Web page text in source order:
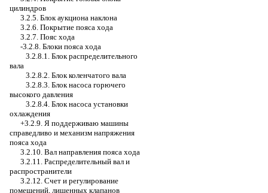
цилиндров
3.2.5. Блок аукциона наклона
3.2.6. Покрытие пояса хода
3.2.7. Пояс хода
-3.2.8. Блоки пояса хода
3.2.8.1. Блок распределительного
вала
3.2.8.2. Блок коленчатого вала
3.2.8.3. Блок насоса горючего
высокого давления
3.2.8.4. Блок насоса установки
охлаждения
+3.2.9. Я поддерживаю машины
справедливо и механизм напряжения
пояса хода
3.2.10. Вал направления пояса хода
3.2.11. Распределительный вал и
распространители
3.2.12. Счет и регулирование
помещений, лишенных клапанов